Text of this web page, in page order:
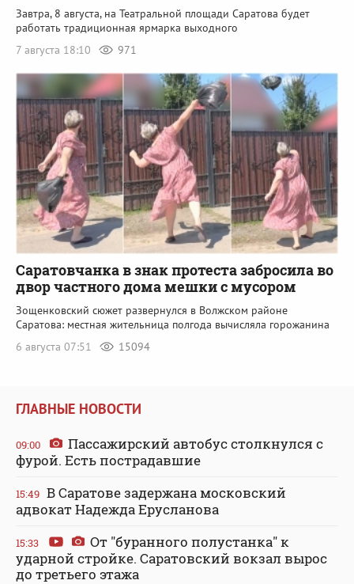
Завтра, 8 августа, на Театральной площади Саратова будет
работать традиционная ярмарка выходного
7 августа 18:10
971
Саратовчанка в знак протеста забросила во
двор частного дома мешки с мусором
Зощенковский сюжет развернулся в Волжском районе
Саратова: местная жительница полгода вычисляла горожанина
6 августа 07:51
15094
ГЛАВНЫЕ НОВОСТИ
09:00
Пассажирский автобус столкнулся с
фурой. Есть пострадавшие
15:49 В Саратове задержана московский
адвокат Надежда Ерусланова
15:33
От "буранного полустанка" к
ударной стройке. Саратовский вокзал вырос
до третьего этажа